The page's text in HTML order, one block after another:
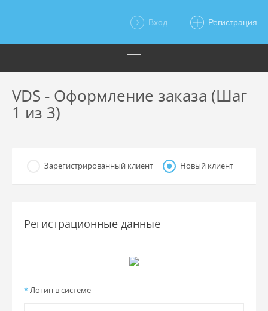
Вход Регистрация
VDS - Оформление заказа (Шаг
1 из 3)
Зарегистрированный клиент Новый клиент
Регистрационные данные
*Логин в системе